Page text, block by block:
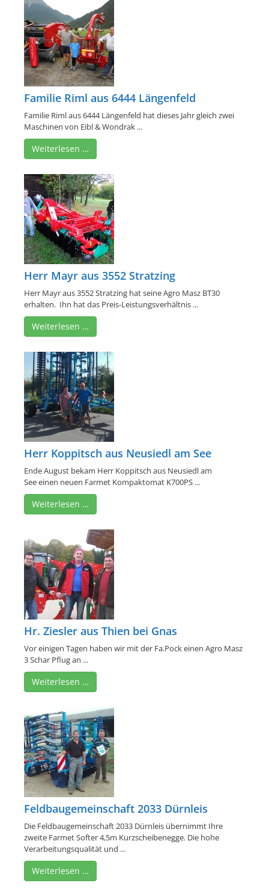
Familie Riml aus 6444 Längenfeld
Familie Riml aus 6444 Längenfeld hat dieses Jahr gleich zwei
Maschinen von Eibl & Wondrak ...
Weiterlesen …
Herr Mayr aus 3552 Stratzing
Herr Mayr aus 3552 Stratzing hat seine Agro Masz BT30
erhalten. Ihn hat das Preis-Leistungsverhältnis ...
Weiterlesen …
Herr Koppitsch aus Neusiedl am See
Ende August bekam Herr Koppitsch aus Neusiedl am
See einen neuen Farmet Kompaktomat K700PS ...
Weiterlesen …
Hr. Ziesler aus Thien bei Gnas
Vor einigen Tagen haben wir mit der Fa.Pock einen Agro Masz
3 Schar Pflug an ...
Weiterlesen …
Feldbaugemeinschaft 2033 Dürnleis
Die Feldbaugemeinschaft 2033 Dürnleis übernimmt Ihre
zweite Farmet Softer 4,5m Kurzscheibenegge. Die hohe
Verarbeitungsqualität und ...
Weiterlesen …